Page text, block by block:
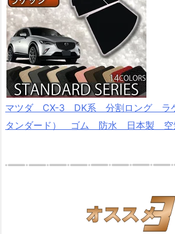
マツダ CX-3 DK系 分割ロング ラ
タンダード） ゴム 防水 日本製 空